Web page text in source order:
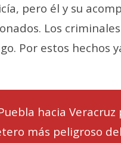
pero él y su
Los
Por estos hechos
hacia
más peligroso